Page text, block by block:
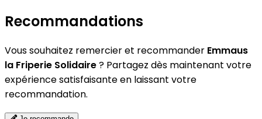
Recommandations
Vous souhaitez remercier et recommander Emmaus
la Friperie Solidaire? Partagez dès maintenant votre
expérience satisfaisante en laissant votre
recommandation.